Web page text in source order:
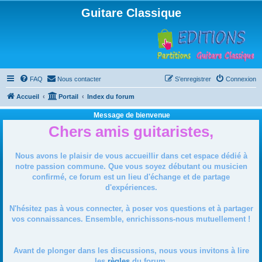
Guitare Classique
FAQ Nous contacter Connexion
S’enregistrer
Accueil Portail Index du forum
Message de bienvenue
Chers amis guitaristes,
Nous avons le plaisir de vous accueillir dans cet espace dédié à
notre passion commune. Que vous soyez débutant ou musicien
confirmé, ce forum est un lieu d'échange et de partage
d'expériences.
N'hésitez pas à vous connecter, à poser vos questions et à partager
vos connaissances. Ensemble, enrichissons-nous mutuellement !
Avant de plonger dans les discussions, nous vous invitons à lire